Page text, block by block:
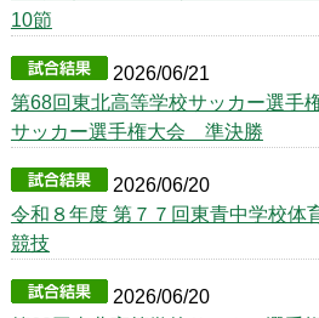
10節
2026/06/21
第68回東北高等学校サッカー選手
サッカー選手権大会 準決勝
2026/06/20
令和８年度 第７７回東青中学校体
競技
2026/06/20